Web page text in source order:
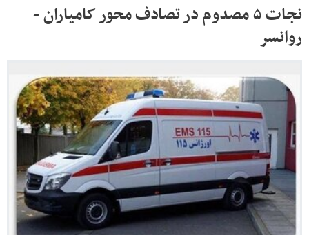
نجات ۵ مصدوم در تصادف محور کامیاران -
روانسر